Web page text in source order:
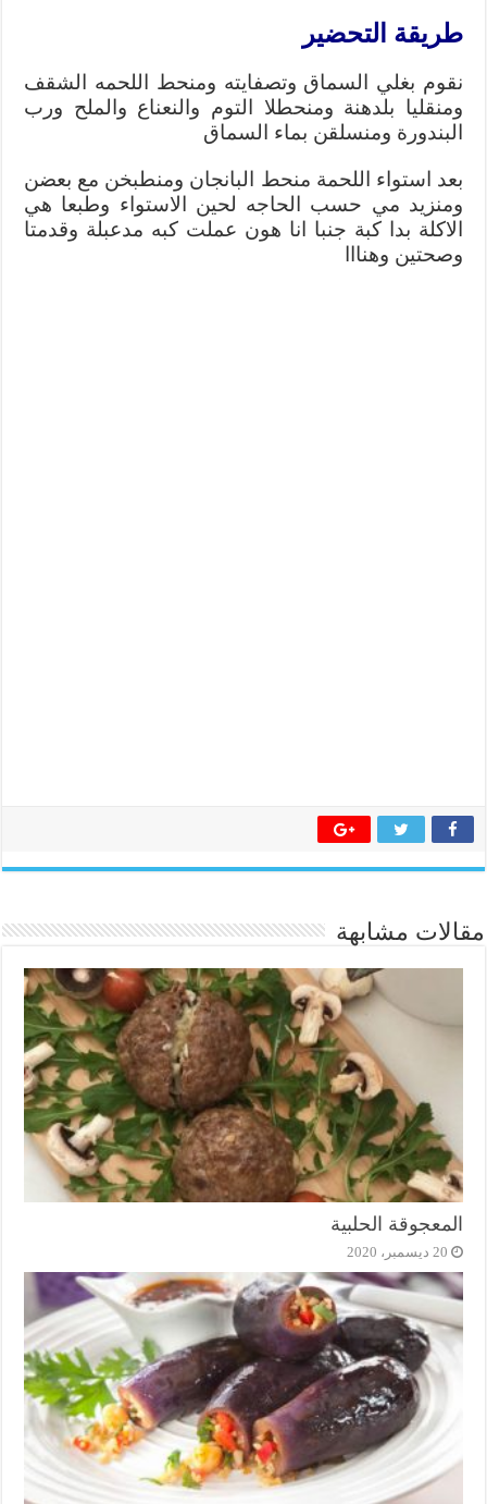
طريقة التحضير
نقوم بغلي السماق وتصفايته ومنحط اللحمه الشقف
ومنقليا بلدهنة ومنحطلا التوم والنعناع والملح ورب
البندورة ومنسلقن بماء السماق
بعد استواء اللحمة منحط البانجان ومنطبخن مع بعضن
ومنزيد مي حسب الحاجه لحين الاستواء وطبعا هي
الاكلة بدا كبة جنبا انا هون عملت كبه مدعبلة وقدمتا
وصحتين وهنااا
مقالات مشابهة
المعجوقة الحلبية
20 ديسمبر، 2020